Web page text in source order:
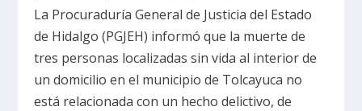
La Procuraduría General de Justicia del Estado
de Hidalgo (PGJEH) informó que la muerte de
tres personas localizadas sin vida al interior de
un domicilio en el municipio de Tolcayuca no
está relacionada con un hecho delictivo, de